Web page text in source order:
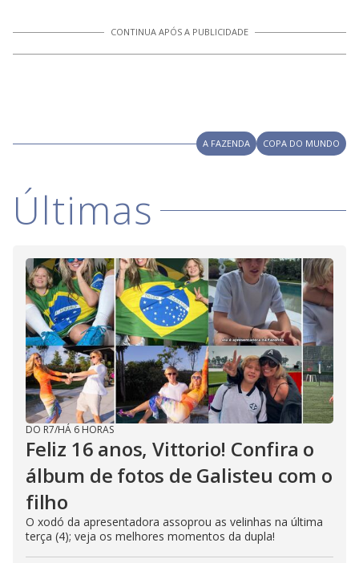
CONTINUA APÓS A PUBLICIDADE
A FAZENDA COPA DO MUNDO
Últimas
DO R7/HÁ 6 HORAS
Feliz 16 anos, Vittorio! Confira o
álbum de fotos de Galisteu com o
filho
O xodó da apresentadora assoprou as velinhas na última
terça (4); veja os melhores momentos da dupla!